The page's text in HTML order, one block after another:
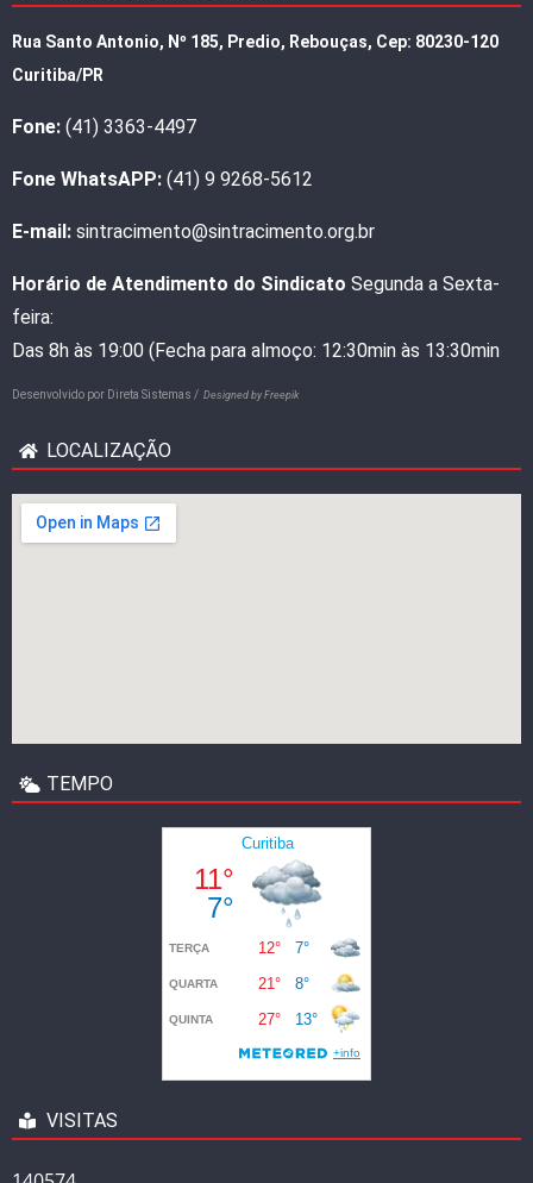
Rua Santo Antonio, Nº 185, Predio, Rebouças, Cep: 80230-120
Curitiba/PR
Fone: (41) 3363-4497
Fone WhatsAPP: (41) 9 9268-5612
E-mail: sintracimento@sintracimento.org.br
Horário de Atendimento do Sindicato Segunda a Sexta-
feira:
Das 8h às 19:00 (Fecha para almoço: 12:30min às 13:30min
Desenvolvido por Direta Sistemas / Designed by Freepik
LOCALIZAÇÃO
TEMPO
VISITAS